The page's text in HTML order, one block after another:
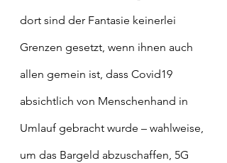
dort sind der Fantasie keinerlei
Grenzen gesetzt, wenn ihnen auch
allen gemein ist, dass Covid19
absichtlich von Menschenhand in
Umlauf gebracht wurde – wahlweise,
um das Bargeld abzuschaffen, 5G